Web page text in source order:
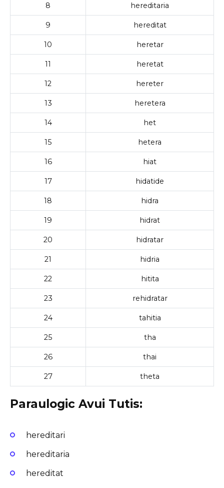
8 hereditaria
9 hereditat
10 heretar
11 heretat
12 hereter
13 heretera
14 het
15 hetera
16 hiat
17 hidatide
18 hidra
19 hidrat
20 hidratar
21 hidria
22 hitita
23 rehidratar
24 tahitia
25 tha
26 thai
27 theta
Paraulogic Avui Tutis:
hereditari
hereditaria
hereditat